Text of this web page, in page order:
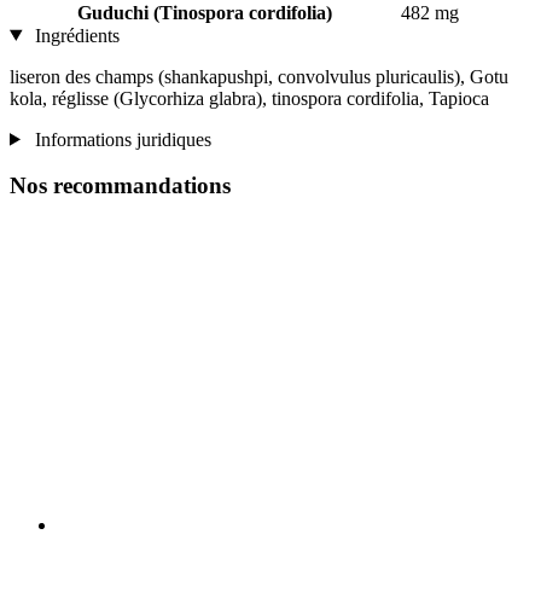
Guduchi (Tinospora cordifolia)
482 mg
Ingrédients
liseron des champs (shankapushpi, convolvulus pluricaulis), Gotu
kola, réglisse (Glycorhiza glabra), tinospora cordifolia, Tapioca
Informations juridiques
Nos recommandations